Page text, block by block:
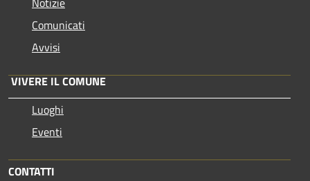
Comunicati
Avvisi
VIVERE IL COMUNE
Luoghi
Eventi
CONTATTI